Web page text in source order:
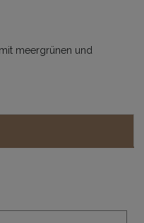
meergrünen und